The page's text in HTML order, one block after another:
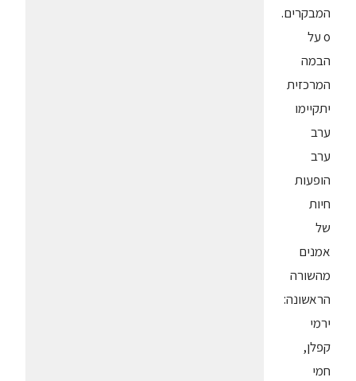
המבקרים.
o על
הבמה
המרכזית
יתקיימו
ערב
ערב
הופעות
חיות
של
אמנים
מהשורה
הראשונה:
ירמי
קפלן,
חמי